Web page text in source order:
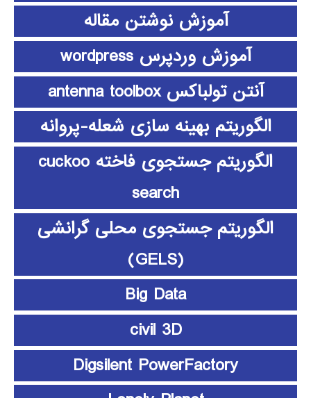
آموزش نوشتن مقاله
آموزش وردپرس wordpress
آنتن تولباکس antenna toolbox
الگوریتم بهینه سازی شعله-پروانه
الگوریتم جستجوی فاخته cuckoo
search
الگوریتم جستجوی محلی گرانشی
(GELS)
Big Data
civil 3D
Digsilent PowerFactory